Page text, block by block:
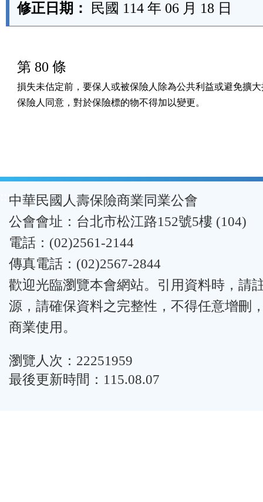
修正日期：
民國 114 年 06 月 18 日
第 80 條
損失未估定前，要保人或被保險人除為公共利益或避免擴
保險人同意，對於保險標的物不得加以變更。
:::中華民國人壽保險商業同業公會
公會會址：台北市松江路152號5樓 (104)
電話：(02)2561-2144
傳真電話：(02)2567-2844
歡迎光臨瀏覽本會網站。引用資料時，請
源，請確保資料之完整性，不得任意增刪
商業使用。
瀏覽人次：22251959
最後更新時間：115.08.07